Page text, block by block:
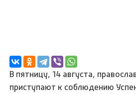
В пятницу, 14 августа,
приступают к соблюдению